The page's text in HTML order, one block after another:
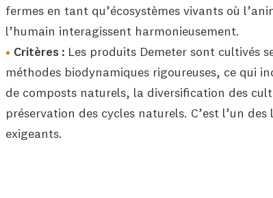
fermes en tant qu’écosystèmes vivants où
l’humain interagissent harmonieusement.
Critères : Les produits Demeter sont cultivés
méthodes biodynamiques rigoureuses, ce qui
de composts naturels, la diversification des
préservation des cycles naturels. C’est l’un des
exigeants.